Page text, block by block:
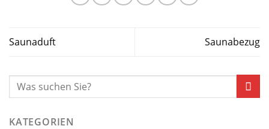
Saunaduft Saunabezug
KATEGORIEN